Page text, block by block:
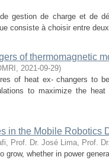
gestion de charge et de
consiste à choisir entre
of thermomagnetic
, 2021-09-29)
of heat ex- changers to
to maximize the heat
in the Mobile Robotics
Prof. Dr. José Lima, Prof.
grow, whether in power